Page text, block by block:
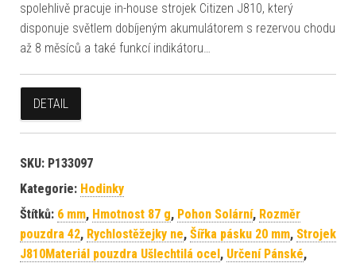
spolehlivě pracuje in-house strojek Citizen J810, který
disponuje světlem dobíjeným akumulátorem s rezervou chodu
až 8 měsíců a také funkcí indikátoru…
DETAIL
SKU: P133097
Kategorie: Hodinky
Štítků: 6 mm, Hmotnost 87 g, Pohon Solární, Rozměr
pouzdra 42, Rychlostěžejky ne, Šířka pásku 20 mm, Strojek
J810Materiál pouzdra Ušlechtilá ocel , Určení Pánské,